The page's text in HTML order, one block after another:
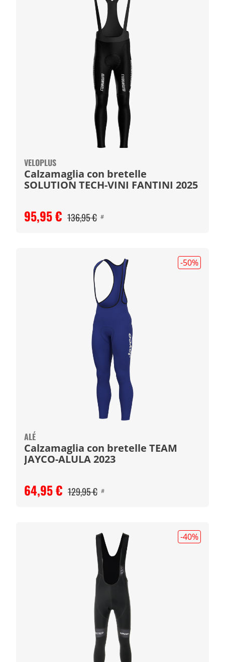
VELOPLUS
Calzamaglia con bretelle
SOLUTION TECH-VINI FANTINI 2025
95,95 € 136,95 € #
-50%
ALÉ
Calzamaglia con bretelle TEAM
JAYCO-ALULA 2023
64,95 € 129,95 € #
-40%